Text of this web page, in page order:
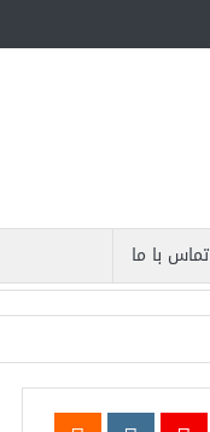
تماس با ما